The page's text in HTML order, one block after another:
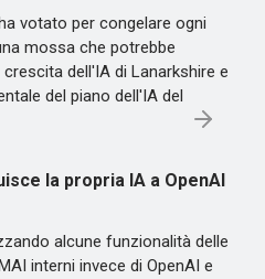
votato per congelare ogni
mossa che potrebbe
dell'IA di Lanarkshire e
del piano dell'IA del
la propria IA a OpenAI
alcune funzionalità delle
interni invece di OpenAI e